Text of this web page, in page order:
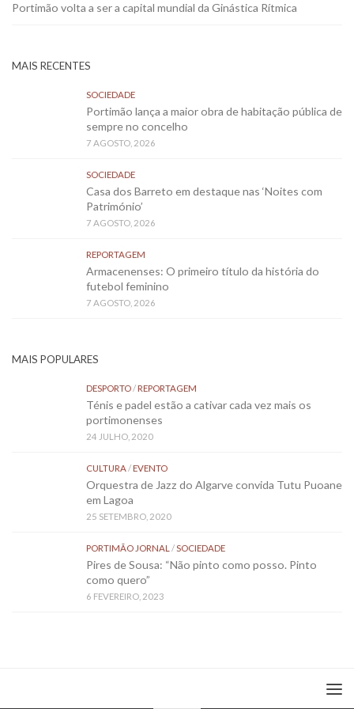
Portimão volta a ser a capital mundial da Ginástica Rítmica
MAIS RECENTES
SOCIEDADE
Portimão lança a maior obra de habitação pública de
sempre no concelho
7 AGOSTO, 2026
SOCIEDADE
Casa dos Barreto em destaque nas ‘Noites com
Património’
7 AGOSTO, 2026
REPORTAGEM
Armacenenses: O primeiro título da história do
futebol feminino
7 AGOSTO, 2026
MAIS POPULARES
DESPORTO/REPORTAGEM
Ténis e padel estão a cativar cada vez mais os
portimonenses
24 JULHO, 2020
CULTURA/EVENTO
Orquestra de Jazz do Algarve convida Tutu Puoane
em Lagoa
25 SETEMBRO, 2020
PORTIMÃO JORNAL /SOCIEDADE
Pires de Sousa: “Não pinto como posso. Pinto
como quero”
6 FEVEREIRO, 2023